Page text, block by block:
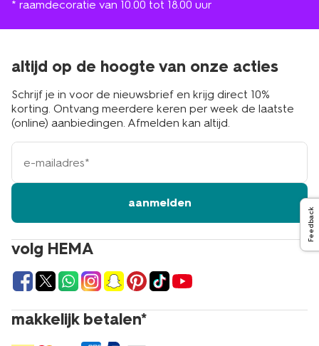
* raamdecoratie van 10.00 tot 18.00 uur
volg HEMA
makkelijk betalen*
altijd op de hoogte van onze acties
Schrijf je in voor de nieuwsbrief en krijg direct 10%
korting. Ontvang meerdere keren per week de laatste
(online) aanbiedingen. Afmelden kan altijd.
e-
mailadres
aanmelden
Feedback